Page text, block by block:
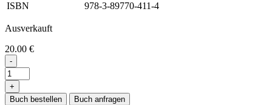
ISBN
978-3-89770-411-4
Ausverkauft
20.00 €
-
+
Buch bestellen
Buch anfragen